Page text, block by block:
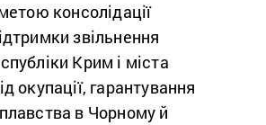
консолідації
звільнення
Крим і міста
окупації, гарантування
в Чорному й